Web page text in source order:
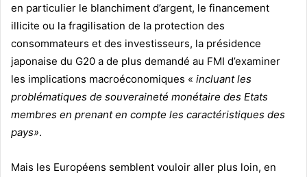
en particulier le blanchiment d’argent, le financement
illicite ou la fragilisation de la protection des
consommateurs et des investisseurs, la présidence
japonaise du G20 a de plus demandé au FMI d’examiner
les implications macroéconomiques « incluant les
problématiques de souveraineté monétaire des Etats
membres en prenant en compte les caractéristiques des
pays».
Mais les Européens semblent vouloir aller plus loin, en